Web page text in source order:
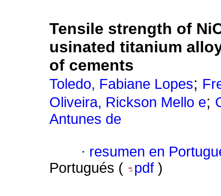
Tensile strength of
usinated titanium
of cements
Toledo, Fabiane Lopes;
Oliveira, Rickson Mello e;
Antunes de
· resumen en
Portugués (
pdf )